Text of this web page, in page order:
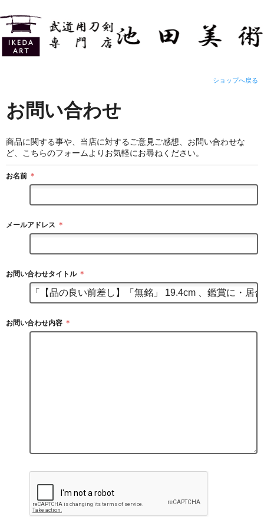
ショップへ戻る
お問い合わせ
商品に関する事や、当店に対するご意見ご感想、お問い合わせな
ど、こちらのフォームよりお気軽にお尋ねください。
お名前 ＊
メールアドレス ＊
お問い合わせタイトル ＊
お問い合わせ内容 ＊